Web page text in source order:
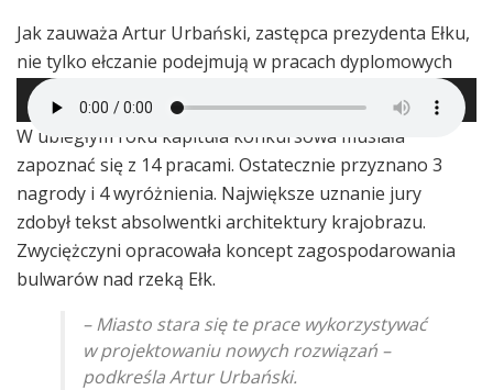
Jak zauważa Artur Urbański, zastępca prezydenta Ełku,
nie tylko ełczanie podejmują w pracach dyplomowych
tego typu zagadnienia.
W ubiegłym roku kapituła konkursowa musiała
zapoznać się z 14 pracami. Ostatecznie przyznano 3
nagrody i 4 wyróżnienia. Największe uznanie jury
zdobył tekst absolwentki architektury krajobrazu.
Zwyciężczyni opracowała koncept zagospodarowania
bulwarów nad rzeką Ełk.
– Miasto stara się te prace wykorzystywać
w projektowaniu nowych rozwiązań –
podkreśla Artur Urbański.